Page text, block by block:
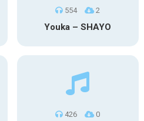
554 2
Youka – SHAYO
426 0